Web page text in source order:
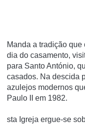
Manda a tradição
dia do casamento,
para Santo António,
casados. Na descida
azulejos modernos
Paulo II em 1982.
sta Igreja ergue-se